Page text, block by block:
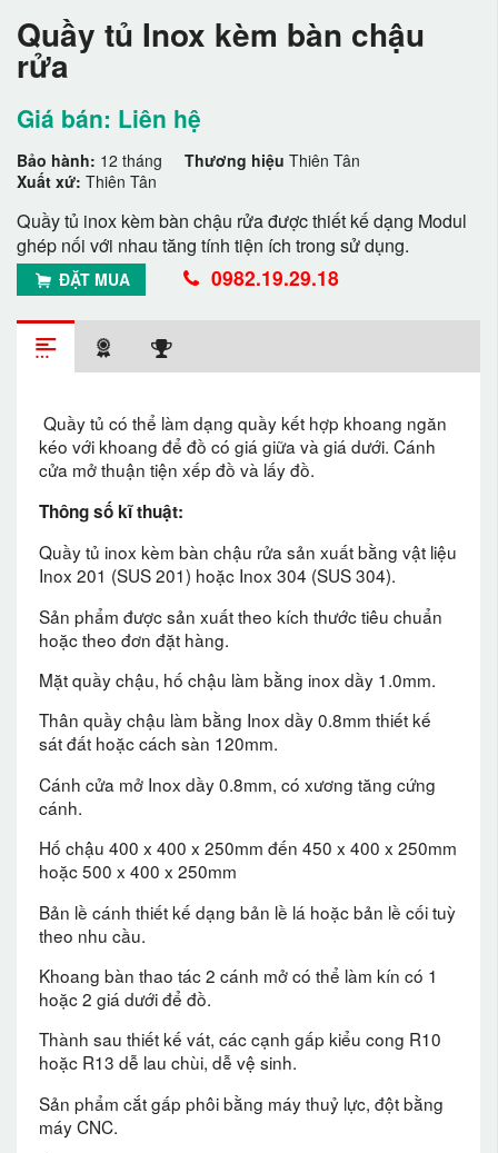
Quầy tủ Inox kèm bàn chậu
rửa
Giá bán: Liên hệ
Bảo hành: 12 tháng Thương hiệu Thiên Tân
Xuất xứ: Thiên Tân
Quầy tủ inox kèm bàn chậu rửa được thiết kế dạng Modul
ghép nối với nhau tăng tính tiện ích trong sử dụng.
ĐẶT MUA 0982.19.29.18
Quầy tủ có thể làm dạng quầy kết hợp khoang ngăn
kéo với khoang để đồ có giá giữa và giá dưới. Cánh
cửa mở thuận tiện xếp đồ và lấy đồ.
Thông số kĩ thuật:
Quầy tủ inox kèm bàn chậu rửa sản xuất bằng vật liệu
Inox 201 (SUS 201) hoặc Inox 304 (SUS 304).
Sản phẩm được sản xuất theo kích thước tiêu chuẩn
hoặc theo đơn đặt hàng.
Mặt quầy chậu, hố chậu làm bằng inox dầy 1.0mm.
Thân quầy chậu làm bằng Inox dầy 0.8mm thiết kế
sát đất hoặc cách sàn 120mm.
Cánh cửa mở Inox dầy 0.8mm, có xương tăng cứng
cánh.
Hố chậu 400 x 400 x 250mm đến 450 x 400 x 250mm
hoặc 500 x 400 x 250mm
Bản lề cánh thiết kế dạng bản lề lá hoặc bản lề cối tuỳ
theo nhu cầu.
Khoang bàn thao tác 2 cánh mở có thể làm kín có 1
hoặc 2 giá dưới để đồ.
Thành sau thiết kế vát, các cạnh gấp kiểu cong R10
hoặc R13 dễ lau chùi, dễ vệ sinh.
Sản phẩm cắt gấp phôi bằng máy thuỷ lực, đột bằng
máy CNC.